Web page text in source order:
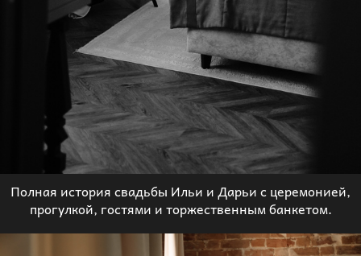
Полная история свадьбы Ильи и Дарьи с церемонией,
прогулкой, гостями и торжественным банкетом.